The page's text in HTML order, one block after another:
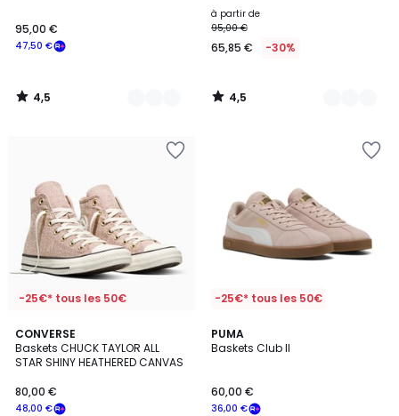
47,50 €
95,00 €
4,5
/
à partir de
95,00 €
65,85 € -30%
4,5
/
-25€* tous les 50€
CONVERSE
Baskets CHUCK TAYLOR ALL
STAR SHINY HEATHERED CANVAS
48,00 €
80,00 €
-25€* tous les 50€
PUMA
Baskets Club II
36,00 €
60,00 €
3
Couleurs